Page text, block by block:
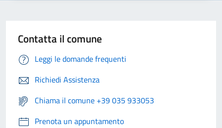
Contatta il comune
Leggi le domande frequenti
Richiedi Assistenza
Chiama il comune +39 035 933053
Prenota un appuntamento